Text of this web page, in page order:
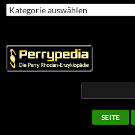
Kategorien